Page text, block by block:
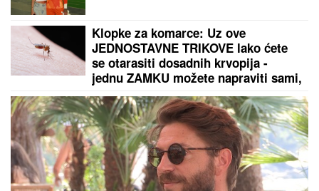
(FOTO) NALAZI SE DALEKO OD
BEOGRADAPrva objava Jelene
Radanović nakon što joj je Ana
Nikolić pretila zbog Raleta - poslala
joj jezive poruke
Snimak muslimanskog para sa plaže
izazvao haos na internetu: Jedni
brane njihov izbor, drugi ne mogu da
veruju!